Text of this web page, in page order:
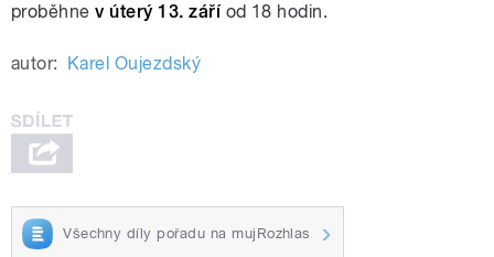
proběhnev úterý 13. září od 18 hodin.
autor: Karel Oujezdský
Všechny díly pořadu na mujRozhlas